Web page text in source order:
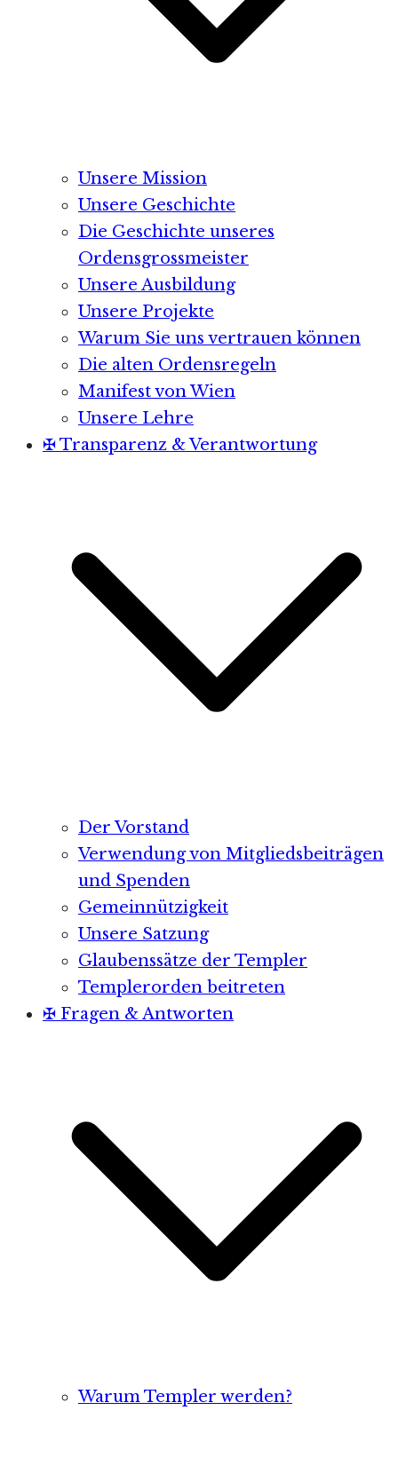
Unsere Mission
Unsere Geschichte
Die Geschichte unseres
Ordensgrossmeister
Unsere Ausbildung
Unsere Projekte
Warum Sie uns vertrauen können
Die alten Ordensregeln
Manifest von Wien
Unsere Lehre
✠ Transparenz & Verantwortung
Der Vorstand
Verwendung von Mitgliedsbeiträgen
und Spenden
Gemeinnützigkeit
Unsere Satzung
Glaubenssätze der Templer
Templerorden beitreten
✠ Fragen & Antworten
Warum Templer werden?